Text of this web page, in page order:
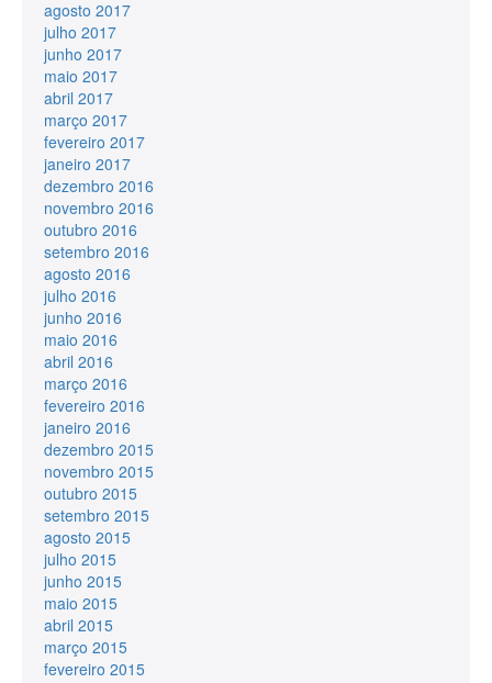
agosto 2017
julho 2017
junho 2017
maio 2017
abril 2017
março 2017
fevereiro 2017
janeiro 2017
dezembro 2016
novembro 2016
outubro 2016
setembro 2016
agosto 2016
julho 2016
junho 2016
maio 2016
abril 2016
março 2016
fevereiro 2016
janeiro 2016
dezembro 2015
novembro 2015
outubro 2015
setembro 2015
agosto 2015
julho 2015
junho 2015
maio 2015
abril 2015
março 2015
fevereiro 2015